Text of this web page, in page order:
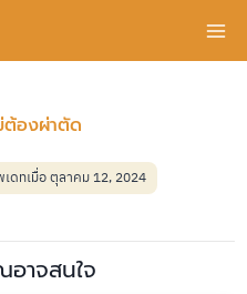
ต้องผ่าตัด
ดทเมื่อ ตุลาคม 12, 2024
าจสนใจ